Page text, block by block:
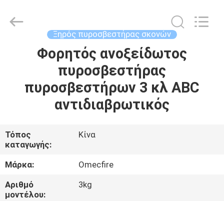
ΠΡΟΪΌΝΤΑ
ΠΕΡΊΠΟΥ
ΕΜΕΊΣ
Ξηρός πυροσβεστήρας σκονών
Φορητός ανοξείδωτος
πυροσβεστήρας
πυροσβεστήρων 3 κλ ABC
αντιδιαβρωτικός
Τόπος
καταγωγής:
Κίνα
Μάρκα:
Omecfire
Αριθμό
μοντέλου:
3kg